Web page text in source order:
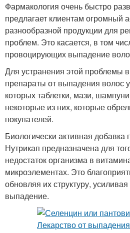
Фармакология очень быстро
предлагает клиентам огромный
разнообразной продукции для
проблем. Это касается, в том
провоцирующих выпадение
Для устранения этой проблемы
препараты от выпадения волос
которых таблетки, мази,
некоторые из них, которые
покупателей.
Биологически активная добавка
Нутрикап предназначена для
недостаток организма в
микроэлементах. Это
обновляя их структуру,
выпадение.